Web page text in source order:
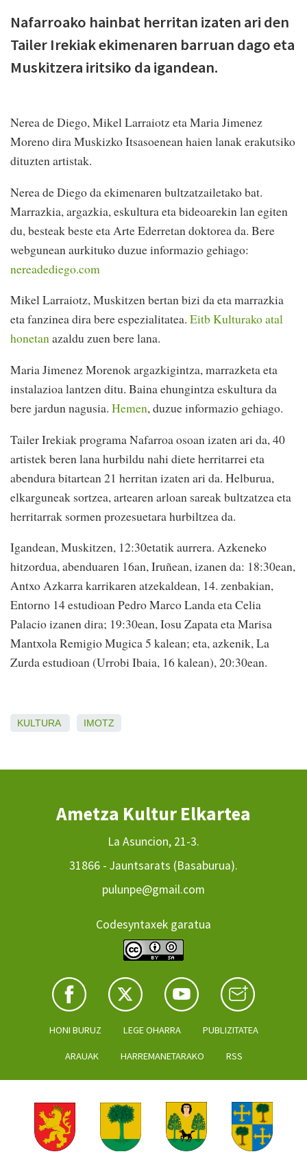
Nafarroako hainbat herritan izaten ari den
Tailer Irekiak ekimenaren barruan dago eta
Muskitzera iritsiko da igandean.
Nerea de Diego, Mikel Larraiotz eta Maria Jimenez
Moreno dira Muskizko Itsasoenean haien lanak erakutsiko
dituzten artistak.
Nerea de Diego da ekimenaren bultzatzailetako bat.
Marrazkia, argazkia, eskultura eta bideoarekin lan egiten
du, besteak beste eta Arte Ederretan doktorea da. Bere
webgunean aurkituko duzue informazio gehiago:
nereadediego.com
Mikel Larraiotz, Muskitzen bertan bizi da eta marrazkia
eta fanzinea dira bere espezialitatea. Eitb Kulturako atal
honetanazaldu zuen bere lana.
Maria Jimenez Morenok argazkigintza, marrazketa eta
instalazioa lantzen ditu. Baina ehungintza eskultura da
bere jardun nagusia. Hemen, duzue informazio gehiago.
Tailer Irekiak programa Nafarroa osoan izaten ari da, 40
artistek beren lana hurbildu nahi diete herritarrei eta
abendura bitartean 21 herritan izaten ari da. Helburua,
elkarguneak sortzea, artearen arloan sareak bultzatzea eta
herritarrak sormen prozesuetara hurbiltzea da.
Igandean, Muskitzen, 12:30etatik aurrera. Azkeneko
hitzordua, abenduaren 16an, Iruñean, izanen da: 18:30ean,
Antxo Azkarra karrikaren atzekaldean, 14. zenbakian,
Entorno 14 estudioan Pedro Marco Landa eta Celia
Palacio izanen dira; 19:30ean, Iosu Zapata eta Marisa
Mantxola Remigio Mugica 5 kalean; eta, azkenik, La
Zurda estudioan (Urrobi Ibaia, 16 kalean), 20:30ean.
KULTURA IMOTZ
Ametza Kultur Elkartea
La Asuncion, 21-3.
31866 - Jauntsarats (Basaburua).
pulunpe@gmail.com
Codesyntaxek garatua
HONI BURUZ LEGE OHARRA PUBLIZITATEA
ARAUAK HARREMANETARAKO RSS